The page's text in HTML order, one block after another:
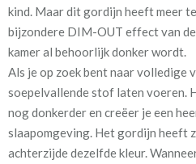
Meestal eerder, maar houd
rekening met
Materiaal:
kind. Maar dit gordijn heeft meer
bijzondere DIM-OUT effect van
kamer al behoorlijk donker wordt.
Als je op zoek bent naar volledige
soepelvallende stof laten voeren.
nog donkerder en creëer je een
slaapomgeving. Het gordijn heeft
achterzijde dezelfde kleur.